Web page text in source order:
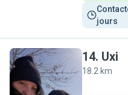
jours
U
14. Uxi
18.2 km